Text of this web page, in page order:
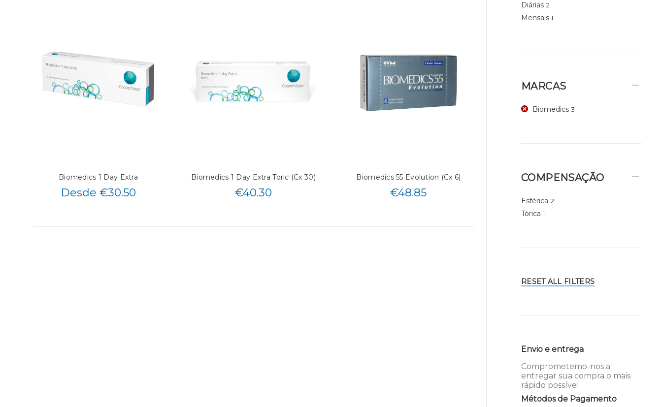
Biomedics 1 Day Extra
Desde €30.50
Biomedics 1 Day Extra Toric (Cx 30)
€40.30
Biomedics 55 Evolution (Cx 6)
€48.85
Diárias 2
Mensais 1
MARCAS
Biomedics 3
COMPENSAÇÃO
Esférica 2
Tórica 1
RESET ALL FILTERS
Envio e entrega
Comprometemo-nos a
entregar sua compra o mais
rápido possível.
Métodos de Pagamento